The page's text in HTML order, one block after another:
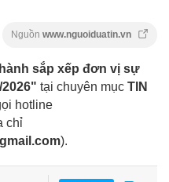
Nguồn www.nguoiduatin.vn
sắp xếp đơn vị sự
tại chuyên mục TIN
hotline
chỉ
).